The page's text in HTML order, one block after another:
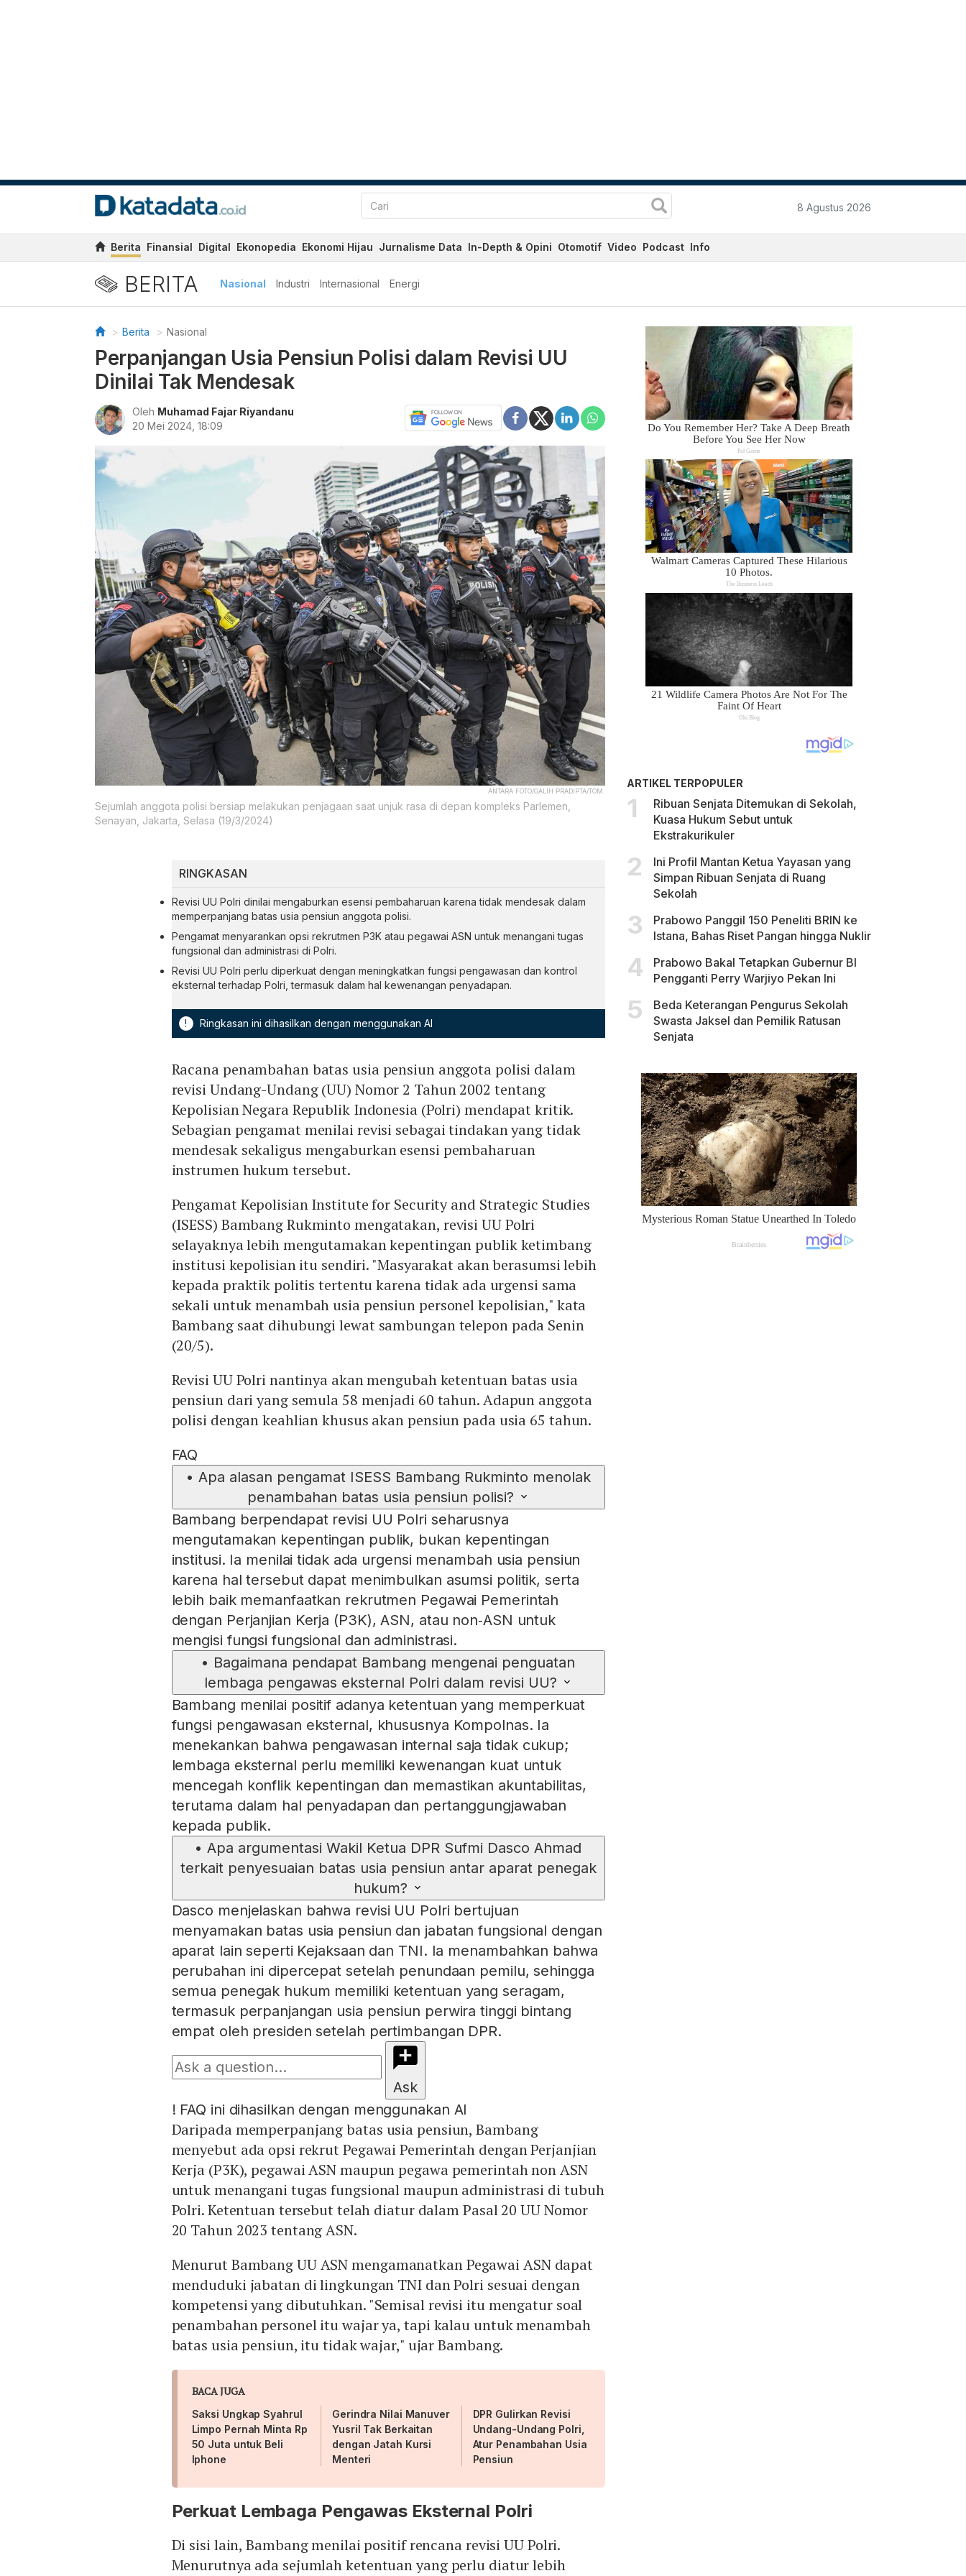
8 Agustus 2026
Berita Finansial Digital Ekonopedia Ekonomi Hijau Jurnalisme Data In-Depth & Opini Otomotif Video Podcast Info
BERITA Nasional Industri Internasional Energi
Berita Nasional
Perpanjangan Usia Pensiun Polisi dalam Revisi UU
Dinilai Tak Mendesak
Oleh Muhamad Fajar Riyandanu
20 Mei 2024, 18:09
ANTARA FOTO/GALIH PRADIPTA/TOM.
Sejumlah anggota polisi bersiap melakukan penjagaan saat unjuk rasa di depan kompleks Parlemen,
Senayan, Jakarta, Selasa (19/3/2024)
RINGKASAN
Revisi UU Polri dinilai mengaburkan esensi pembaharuan karena tidak mendesak dalam
memperpanjang batas usia pensiun anggota polisi.
Pengamat menyarankan opsi rekrutmen P3K atau pegawai ASN untuk menangani tugas
fungsional dan administrasi di Polri.
Revisi UU Polri perlu diperkuat dengan meningkatkan fungsi pengawasan dan kontrol
eksternal terhadap Polri, termasuk dalam hal kewenangan penyadapan.
! Ringkasan ini dihasilkan dengan menggunakan AI
Racana penambahan batas usia pensiun anggota polisi dalam
revisi Undang-Undang (UU) Nomor 2 Tahun 2002 tentang
Kepolisian Negara Republik Indonesia (Polri) mendapat kritik.
Sebagian pengamat menilai revisi sebagai tindakan yang tidak
mendesak sekaligus mengaburkan esensi pembaharuan
instrumen hukum tersebut.
Pengamat Kepolisian Institute for Security and Strategic Studies
(ISESS) Bambang Rukminto mengatakan, revisi UU Polri
selayaknya lebih mengutamakan kepentingan publik ketimbang
institusi kepolisian itu sendiri. "Masyarakat akan berasumsi lebih
kepada praktik politis tertentu karena tidak ada urgensi sama
sekali untuk menambah usia pensiun personel kepolisian," kata
Bambang saat dihubungi lewat sambungan telepon pada Senin
(20/5).
Revisi UU Polri nantinya akan mengubah ketentuan batas usia
pensiun dari yang semula 58 menjadi 60 tahun. Adapun anggota
polisi dengan keahlian khusus akan pensiun pada usia 65 tahun.
FAQ
• Apa alasan pengamat ISESS Bambang Rukminto menolak
penambahan batas usia pensiun polisi?
Bambang berpendapat revisi UU Polri seharusnya
mengutamakan kepentingan publik, bukan kepentingan
institusi. Ia menilai tidak ada urgensi menambah usia pensiun
karena hal tersebut dapat menimbulkan asumsi politik, serta
lebih baik memanfaatkan rekrutmen Pegawai Pemerintah
dengan Perjanjian Kerja (P3K), ASN, atau non‑ASN untuk
mengisi fungsi fungsional dan administrasi.
• Bagaimana pendapat Bambang mengenai penguatan
lembaga pengawas eksternal Polri dalam revisi UU?
Bambang menilai positif adanya ketentuan yang memperkuat
fungsi pengawasan eksternal, khususnya Kompolnas. Ia
menekankan bahwa pengawasan internal saja tidak cukup;
lembaga eksternal perlu memiliki kewenangan kuat untuk
mencegah konflik kepentingan dan memastikan akuntabilitas,
terutama dalam hal penyadapan dan pertanggungjawaban
kepada publik.
• Apa argumentasi Wakil Ketua DPR Sufmi Dasco Ahmad
terkait penyesuaian batas usia pensiun antar aparat penegak
hukum?
Dasco menjelaskan bahwa revisi UU Polri bertujuan
menyamakan batas usia pensiun dan jabatan fungsional dengan
aparat lain seperti Kejaksaan dan TNI. Ia menambahkan bahwa
perubahan ini dipercepat setelah penundaan pemilu, sehingga
semua penegak hukum memiliki ketentuan yang seragam,
termasuk perpanjangan usia pensiun perwira tinggi bintang
empat oleh presiden setelah pertimbangan DPR.
Ask
! FAQ ini dihasilkan dengan menggunakan AI
Daripada memperpanjang batas usia pensiun, Bambang
menyebut ada opsi rekrut Pegawai Pemerintah dengan Perjanjian
Kerja (P3K), pegawai ASN maupun pegawa pemerintah non ASN
untuk menangani tugas fungsional maupun administrasi di tubuh
Polri. Ketentuan tersebut telah diatur dalam Pasal 20 UU Nomor
20 Tahun 2023 tentang ASN.
Menurut Bambang UU ASN mengamanatkan Pegawai ASN dapat
menduduki jabatan di lingkungan TNI dan Polri sesuai dengan
kompetensi yang dibutuhkan. "Semisal revisi itu mengatur soal
penambahan personel itu wajar ya, tapi kalau untuk menambah
batas usia pensiun, itu tidak wajar," ujar Bambang.
BACA JUGA
Saksi Ungkap Syahrul
Limpo Pernah Minta Rp
50 Juta untuk Beli
Iphone
Gerindra Nilai Manuver
Yusril Tak Berkaitan
dengan Jatah Kursi
Menteri
DPR Gulirkan Revisi
Undang-Undang Polri,
Atur Penambahan Usia
Pensiun
Perkuat Lembaga Pengawas Eksternal Polri
Di sisi lain, Bambang menilai positif rencana revisi UU Polri.
Menurutnya ada sejumlah ketentuan yang perlu diatur lebih
ARTIKEL TERPOPULER
Ribuan Senjata Ditemukan di Sekolah,
Kuasa Hukum Sebut untuk
Ekstrakurikuler
Ini Profil Mantan Ketua Yayasan yang
Simpan Ribuan Senjata di Ruang
Sekolah
Prabowo Panggil 150 Peneliti BRIN ke
Istana, Bahas Riset Pangan hingga Nuklir
Prabowo Bakal Tetapkan Gubernur BI
Pengganti Perry Warjiyo Pekan Ini
Beda Keterangan Pengurus Sekolah
Swasta Jaksel dan Pemilik Ratusan
Senjata